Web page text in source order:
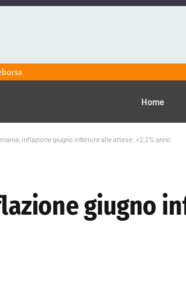
Home
inflazione giugno inferiore alle attese: +2,2% anno
giugno